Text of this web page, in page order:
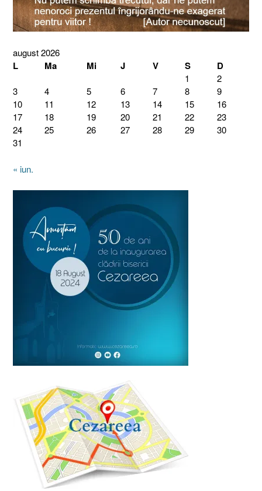
august 2026
L Ma Mi J V S D
1
2
3
4 5 6 7 8
9
10
11 12 13 14 15
16
17
18 19 20 21 22
23
24
25 26 27 28 29
30
31
« iun.